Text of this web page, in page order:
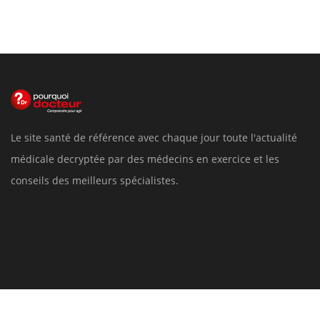
Le site santé de référence avec chaque jour toute l'actualité
médicale decryptée par des médecins en exercice et les
conseils des meilleurs spécialistes.